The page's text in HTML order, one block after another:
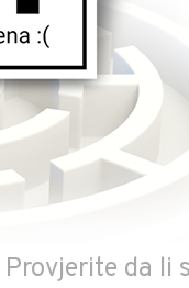
da li